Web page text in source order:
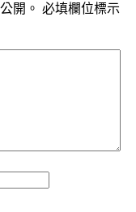
開。 必填欄位標示